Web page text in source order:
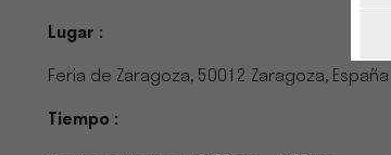
Lugar :
Feria de Zaragoza, 50012 Zaragoza, España
Tiempo :